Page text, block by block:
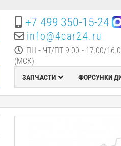
+7 499 350-15-24
info@4car24.ru
ПН - ЧТ/ПТ 9.00 - 17.00/
(МСК)
ЗАПЧАСТИ ФОРСУНКИ